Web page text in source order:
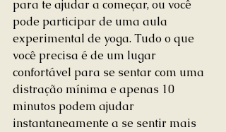
para te ajudar a começar, ou você
pode participar de uma aula
experimental de yoga. Tudo o que
você precisa é de um lugar
confortável para se sentar com uma
distração mínima e apenas 10
minutos podem ajudar
instantaneamente a se sentir mais